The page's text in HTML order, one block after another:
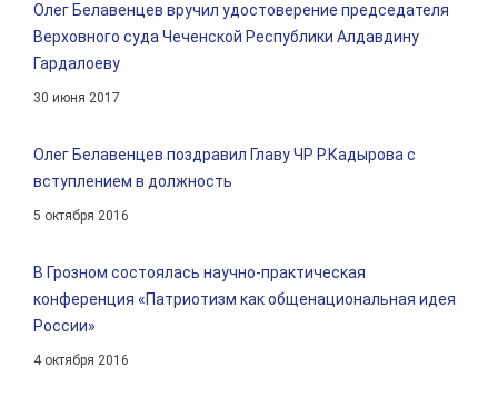
Олег Белавенцев вручил удостоверение председателя
Верховного суда Чеченской Республики Алдавдину
Гардалоеву
30 июня 2017
Олег Белавенцев поздравил Главу ЧР Р.Кадырова с
вступлением в должность
5 октября 2016
В Грозном состоялась научно-практическая
конференция «Патриотизм как общенациональная идея
России»
4 октября 2016